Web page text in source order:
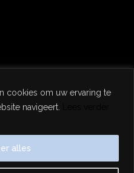
cookies om uw ervaring te
navigeert.
alles
Rechten Voorbehouden